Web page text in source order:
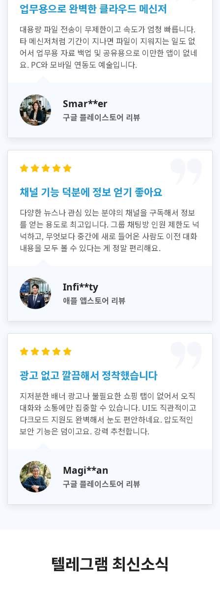
업무용으로 완벽한 클라우드 메신저
대용량 파일 전송이 무제한이고 속도가 엄청 빠릅니다.
타 메신저처럼 기간이 지나면 파일이 지워지는 일도 없
어서 업무용 자료 백업 및 공유용으로 이만한 앱이 없네
요. PC와 모바일 연동도 예술입니다.
Smar**er
구글 플레이스토어 리뷰
채널 기능 덕분에 정보 얻기 좋아요
다양한 뉴스나 관심 있는 분야의 채널을 구독해서 정보
를 얻는 용도로 최고입니다. 그룹 채팅방 인원 제한도 넉
넉하고, 무엇보다 중간에 새로 들어온 사람도 이전 대화
내용을 모두 볼 수 있다는 게 정말 편리해요.
Infi**ty
애플 앱스토어 리뷰
광고 없고 깔끔해서 정착했습니다
지저분한 배너 광고나 불필요한 쇼핑 탭이 없어서 오직
대화와 소통에만 집중할 수 있습니다. UI도 직관적이고
다크모드 지원도 완벽해서 눈도 편안하네요. 압도적인
보안 기능은 덤이고요. 강력 추천합니다.
Magi**an
구글 플레이스토어 리뷰
텔레그램 최신소식